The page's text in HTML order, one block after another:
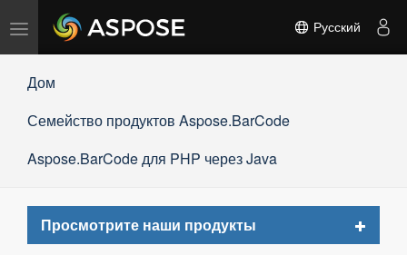
Переключить
навигацию
Русский
Дом
Семейство продуктов Aspose.BarCode
Aspose.BarCode для PHP через Java
Просмотрите наши продукты
Toggle